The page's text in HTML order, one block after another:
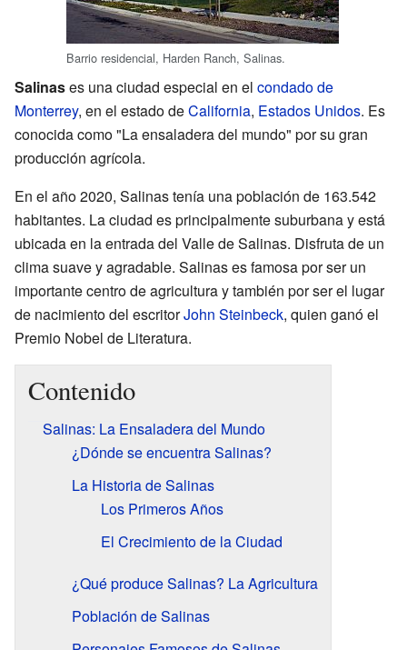
Barrio residencial, Harden Ranch, Salinas.
Salinases una ciudad especial en el condado de
Monterrey, en el estado deCalifornia, Estados Unidos. Es
conocida como "La ensaladera del mundo" por su gran
producción agrícola.
En el año 2020, Salinas tenía una población de 163.542
habitantes. La ciudad es principalmente suburbana y está
ubicada en la entrada del Valle de Salinas. Disfruta de un
clima suave y agradable. Salinas es famosa por ser un
importante centro de agricultura y también por ser el lugar
de nacimiento del escritorJohn Steinbeck, quien ganó el
Premio Nobel de Literatura.
Contenido
Salinas: La Ensaladera del Mundo
¿Dónde se encuentra Salinas?
La Historia de Salinas
Los Primeros Años
El Crecimiento de la Ciudad
¿Qué produce Salinas? La Agricultura
Población de Salinas